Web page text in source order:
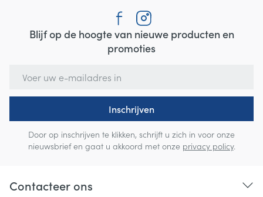
Blijf op de hoogte van nieuwe producten en
promoties
Inschrijven
Door op inschrijven te klikken, schrijft u zich in voor onze
nieuwsbrief en gaat u akkoord met onze privacy policy.
Contacteer ons